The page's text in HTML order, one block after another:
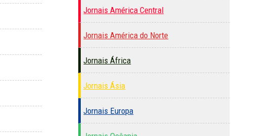
Jornais América Central
Jornais América do Norte
Jornais África
Jornais Ásia
Jornais Europa